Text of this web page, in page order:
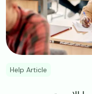
Help Article